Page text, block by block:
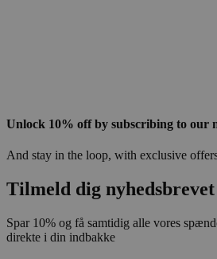
Unlock 10% off by subscribing to our
And stay in the loop, with exclusive
Tilmeld dig nyhedsbrevet
Spar 10% og få samtidig alle vores
direkte i din indbakke